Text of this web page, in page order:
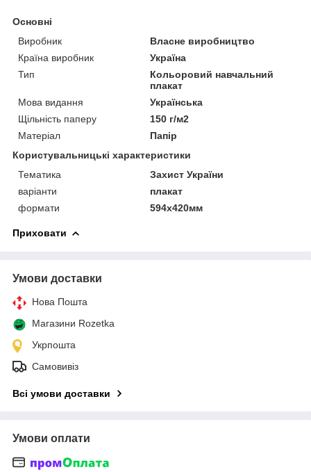
Основні
Виробник
Власне виробництво
Країна виробник
Україна
Тип
Кольоровий навчальний
плакат
Мова видання
Українська
Щільність паперу
150 г/м2
Матеріал
Папір
Користувальницькі характеристики
Тематика
Захист України
варіанти
плакат
формати
594х420мм
Приховати
Умови доставки
Нова Пошта
Магазини Rozetka
Укрпошта
Самовивіз
Всі умови доставки
Умови оплати